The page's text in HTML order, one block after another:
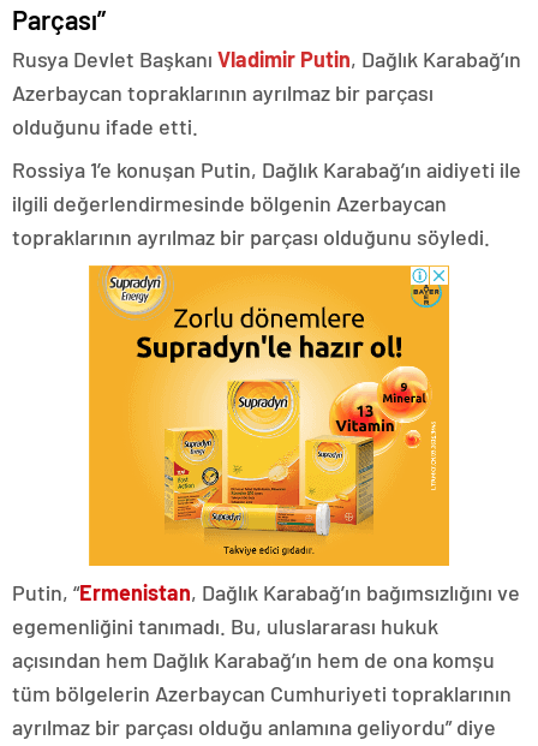
Parçası”
Rusya Devlet Başkanı Vladimir Putin, Dağlık Karabağ’ın
Azerbaycan topraklarının ayrılmaz bir parçası
olduğunu ifade etti.
Rossiya 1’e konuşan Putin, Dağlık Karabağ’ın aidiyeti ile
ilgili değerlendirmesinde bölgenin Azerbaycan
topraklarının ayrılmaz bir parçası olduğunu söyledi.
Putin, “Ermenistan, Dağlık Karabağ’ın bağımsızlığını ve
egemenliğini tanımadı. Bu, uluslararası hukuk
açısından hem Dağlık Karabağ’ın hem de ona komşu
tüm bölgelerin Azerbaycan Cumhuriyeti topraklarının
ayrılmaz bir parçası olduğu anlamına geliyordu” diye